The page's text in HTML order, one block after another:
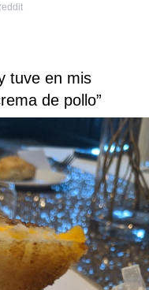
tuve en mis
de pollo”